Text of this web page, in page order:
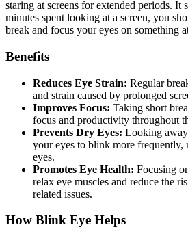
staring at screens for extended periods. It
minutes spent looking at a screen, you
break and focus your eyes on something
Benefits
Reduces Eye Strain: Regular
and strain caused by prolonged
Improves Focus: Taking short
focus and productivity throughout
Prevents Dry Eyes: Looking
your eyes to blink more frequently,
eyes.
Promotes Eye Health: Focusing
relax eye muscles and reduce the
related issues.
How Blink Eye Helps